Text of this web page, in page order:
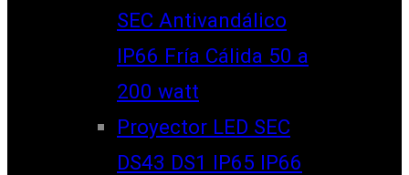
SEC Antivandálico
IP66 Fría Cálida 50 a
200 watt
Proyector LED SEC
DS43 DS1 IP65 IP66